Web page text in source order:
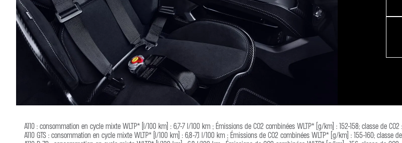
A110 : consommation en cycle mixte WLTP* (l/100 km) : 6,7-7 l/100 km ; Émissions de CO2 combinées WLTP* (g/km) : 152-158; classe de CO2
A110 GTS : consommation en cycle mixte WLTP* (l/100 km) : 6,8-7,1 l/100 km ; Émissions de CO2 combinées WLTP* (g/km) : 155-160; classe